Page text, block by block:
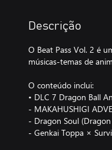
Descrição
O Beat Pass Vol. 2 é
músicas-temas de
O conteúdo inclui:
• DLC 7 Dragon Ball
- MAKAHUSHIGI
- Dragon Soul (Dragon
- Genkai Toppa ×